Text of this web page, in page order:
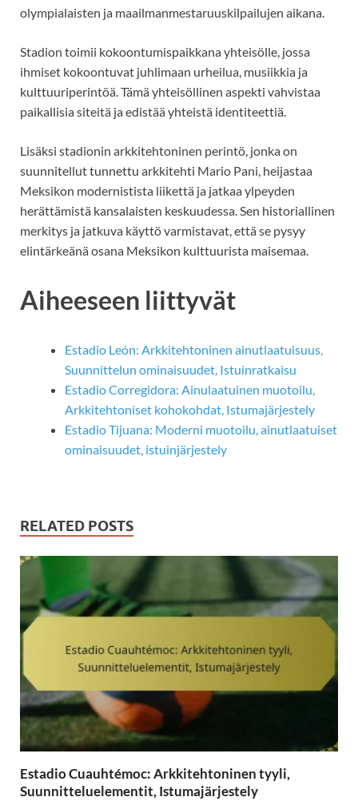
olympialaisten ja maailmanmestaruuskilpailujen aikana.
Stadion toimii kokoontumispaikkana yhteisölle, jossa
ihmiset kokoontuvat juhlimaan urheilua, musiikkia ja
kulttuuriperintöä. Tämä yhteisöllinen aspekti vahvistaa
paikallisia siteitä ja edistää yhteistä identiteettiä.
Lisäksi stadionin arkkitehtoninen perintö, jonka on
suunnitellut tunnettu arkkitehti Mario Pani, heijastaa
Meksikon modernistista liikettä ja jatkaa ylpeyden
herättämistä kansalaisten keskuudessa. Sen historiallinen
merkitys ja jatkuva käyttö varmistavat, että se pysyy
elintärkeänä osana Meksikon kulttuurista maisemaa.
Aiheeseen liittyvät
Estadio León: Arkkitehtoninen ainutlaatuisuus,
Suunnittelun ominaisuudet, Istuinratkaisu
Estadio Corregidora: Ainulaatuinen muotoilu,
Arkkitehtoniset kohokohdat, Istumajärjestely
Estadio Tijuana: Moderni muotoilu, ainutlaatuiset
ominaisuudet, istuinjärjestely
RELATED POSTS
Estadio Cuauhtémoc: Arkkitehtoninen tyyli,
Suunnitteluelementit, Istumajärjestely